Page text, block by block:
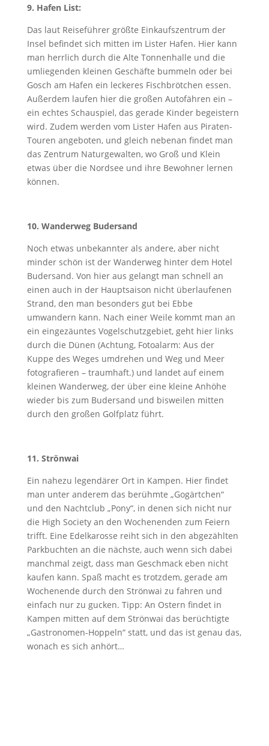
9. Hafen List:
Das laut Reiseführer größte Einkaufszentrum der
Insel befindet sich mitten im Lister Hafen. Hier kann
man herrlich durch die Alte Tonnenhalle und die
umliegenden kleinen Geschäfte bummeln oder bei
Gosch am Hafen ein leckeres Fischbrötchen essen.
Außerdem laufen hier die großen Autofähren ein –
ein echtes Schauspiel, das gerade Kinder begeistern
wird. Zudem werden vom Lister Hafen aus Piraten-
Touren angeboten, und gleich nebenan findet man
das Zentrum Naturgewalten, wo Groß und Klein
etwas über die Nordsee und ihre Bewohner lernen
können.
10. Wanderweg Budersand
Noch etwas unbekannter als andere, aber nicht
minder schön ist der Wanderweg hinter dem Hotel
Budersand. Von hier aus gelangt man schnell an
einen auch in der Hauptsaison nicht überlaufenen
Strand, den man besonders gut bei Ebbe
umwandern kann. Nach einer Weile kommt man an
ein eingezäuntes Vogelschutzgebiet, geht hier links
durch die Dünen (Achtung, Fotoalarm: Aus der
Kuppe des Weges umdrehen und Weg und Meer
fotografieren – traumhaft.) und landet auf einem
kleinen Wanderweg, der über eine kleine Anhöhe
wieder bis zum Budersand und bisweilen mitten
durch den großen Golfplatz führt.
11. Strönwai
Ein nahezu legendärer Ort in Kampen. Hier findet
man unter anderem das berühmte „Gogärtchen“
und den Nachtclub „Pony“, in denen sich nicht nur
die High Society an den Wochenenden zum Feiern
trifft. Eine Edelkarosse reiht sich in den abgezählten
Parkbuchten an die nächste, auch wenn sich dabei
manchmal zeigt, dass man Geschmack eben nicht
kaufen kann. Spaß macht es trotzdem, gerade am
Wochenende durch den Strönwai zu fahren und
einfach nur zu gucken. Tipp: An Ostern findet in
Kampen mitten auf dem Strönwai das berüchtigte
„Gastronomen-Hoppeln“ statt, und das ist genau das,
wonach es sich anhört…